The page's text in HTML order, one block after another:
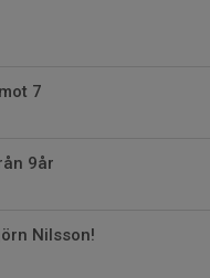
7
9år
Nilsson!